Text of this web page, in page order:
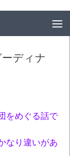
ディナ
をめぐる話で
なり違いがあ